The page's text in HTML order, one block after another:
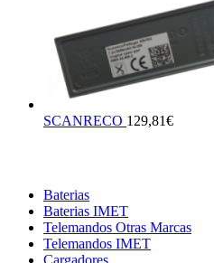
SCANRECO 129,81€
Baterias
Baterias IMET
Telemandos Otras Marcas
Telemandos IMET
Cargadores